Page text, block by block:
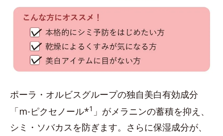
ポーラ・オルビスグループの独自美白有効成分
「m-ピクセノール*1 」がメラニンの蓄積を抑え、
シミ・ソバカスを防ぎます。さらに保湿成分が、